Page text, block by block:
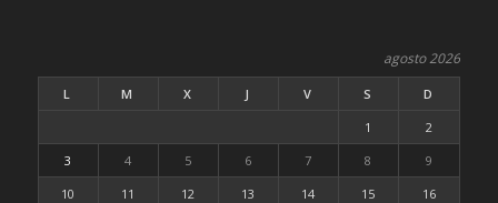
agosto 2026
L M X J V S
D
1
2
3
4 5 6 7 8
9
10
11 12 13 14 15
16